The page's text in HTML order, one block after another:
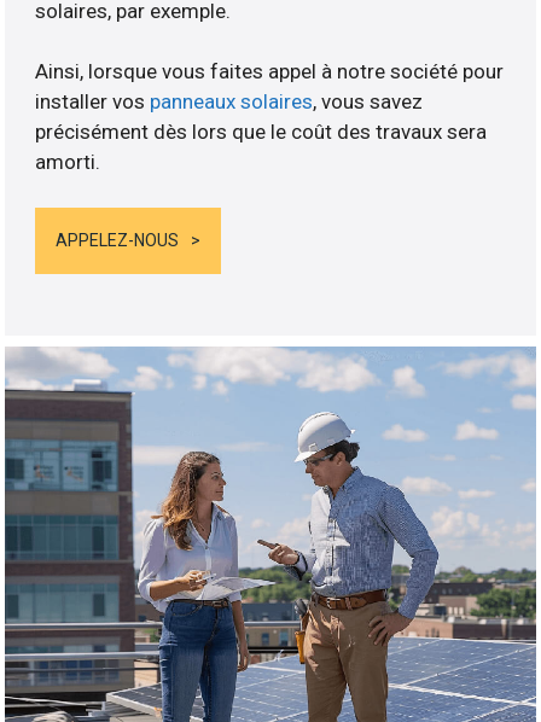
solaires, par exemple.
Ainsi, lorsque vous faites appel à notre société pour
installer vos panneaux solaires, vous savez
précisément dès lors que le coût des travaux sera
amorti.
APPELEZ-NOUS